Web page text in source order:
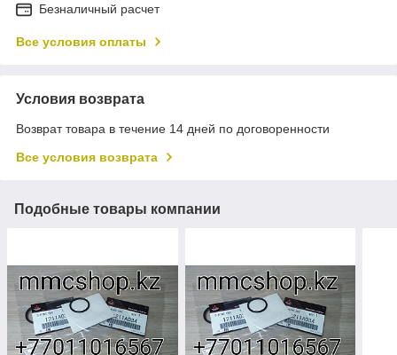
Безналичный расчет
Все условия оплаты
Условия возврата
Возврат товара в течение 14 дней по договоренности
Все условия возврата
Подобные товары компании